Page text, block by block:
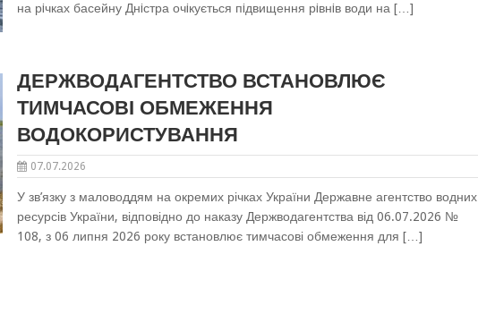
на рiчках басейну Днiстра очiкується пiдвищення рiвнiв води на […]
ДЕРЖВОДАГЕНТСТВО ВСТАНОВЛЮЄ
ТИМЧАСОВІ ОБМЕЖЕННЯ
ВОДОКОРИСТУВАННЯ
07.07.2026
У зв’язку з маловоддям на окремих річках України Державне агентство водних
ресурсів України, відповідно до наказу Держводагентства від 06.07.2026 №
108, з 06 липня 2026 року встановлює тимчасові обмеження для […]